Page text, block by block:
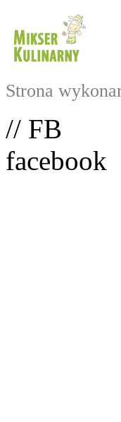
Strona
// FB
facebook